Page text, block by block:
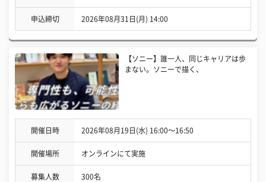
申込締切 2026年08月31日(月) 14:00
【ソニー】誰一人、同じキャリアは歩
まない。ソニーで描く、
開催日時 2026年08月19日(水) 16:00〜16:50
開催場所 オンラインにて実施
募集人数 300名